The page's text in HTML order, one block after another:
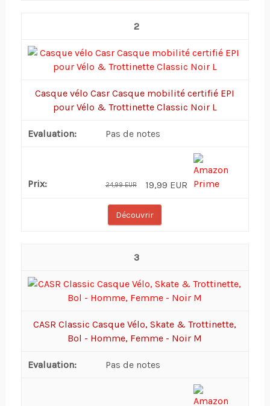
2
Casque vélo Casr Casque mobilité certifié EPI
pour Vélo & Trottinette Classic Noir L
Pas de notes
24,99 EUR 19,99 EUR
Découvrir
3
CASR Classic Casque Vélo, Skate & Trottinette,
Bol - Homme, Femme - Noir M
Pas de notes